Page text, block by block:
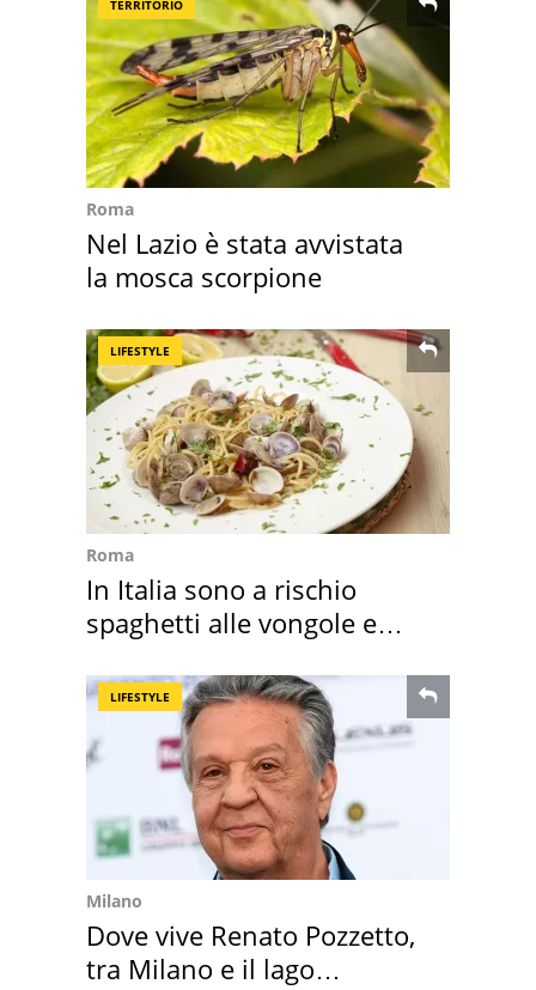
TERRITORIO
Roma
Nel Lazio è stata avvistata
la mosca scorpione
LIFESTYLE
Roma
In Italia sono a rischio
spaghetti alle vongole e
LIFESTYLE
Milano
Dove vive Renato Pozzetto,
tra Milano e il lago